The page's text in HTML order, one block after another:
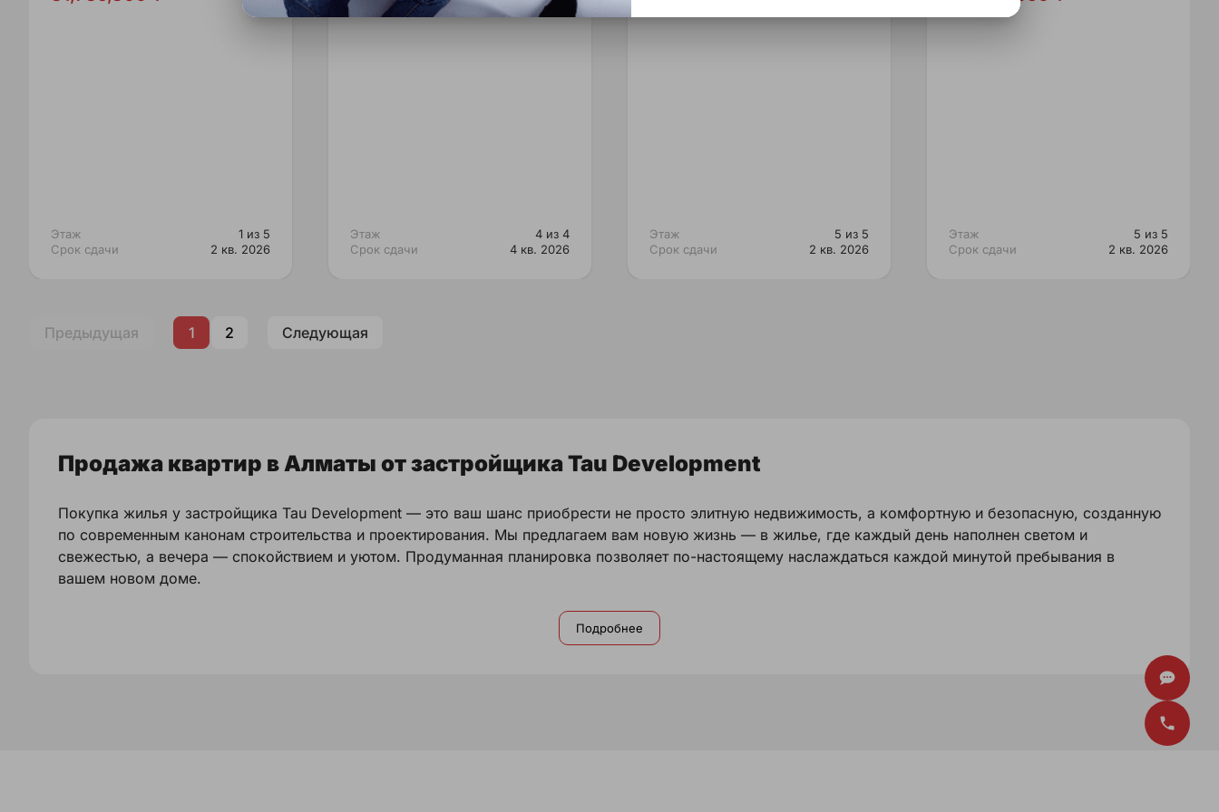
Этаж
1 из 5
Срок сдачи
2 кв. 2026
Этаж
4 из 4
Срок сдачи
4 кв. 2026
Этаж
5 из 5
Срок сдачи
2 кв. 2026
Этаж
5 из 5
Срок сдачи
2 кв. 2026
Предыдущая 1 2 Следующая
Продажа квартир в Алматы от застройщика Tau Development
Покупка жилья у застройщика Tau Development — это ваш шанс приобрести не просто элитную недвижимость, а комфортную и безопасную, созданную
по современным канонам строительства и проектирования. Мы предлагаем вам новую жизнь — в жилье, где каждый день наполнен светом и
свежестью, а вечера — спокойствием и уютом. Продуманная планировка позволяет по-настоящему наслаждаться каждой минутой пребывания в
вашем новом доме.
Подробнее